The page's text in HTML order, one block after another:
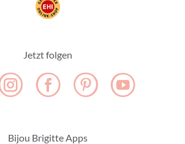
Jetzt folgen
Bijou Brigitte Apps